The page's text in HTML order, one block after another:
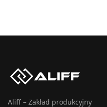
Aliff – Zakład produkcyjny